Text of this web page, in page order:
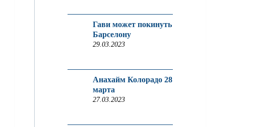
Гави может покинуть
Барселону
29.03.2023
Анахайм Колорадо 28
марта
27.03.2023